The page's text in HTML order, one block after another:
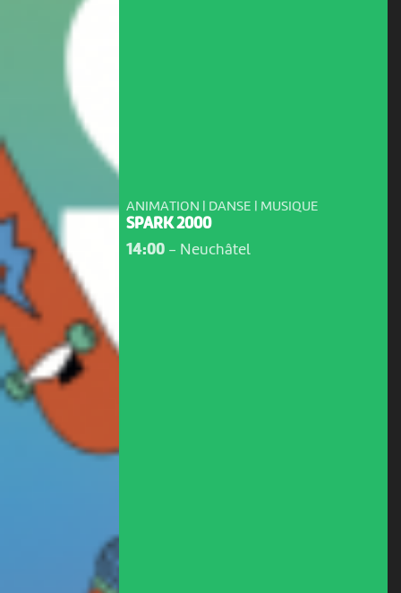
ANIMATION | DANSE | MUSIQUE
SPARK 2000
14:00- Neuchâtel